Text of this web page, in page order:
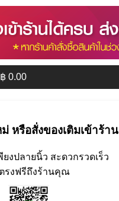
0.00
หรือสั่งของเติมเข้าร้าน
ยงปลายนิ้ว สะดวกรวดเร็ว
รงฟรีถึงร้านคุณ